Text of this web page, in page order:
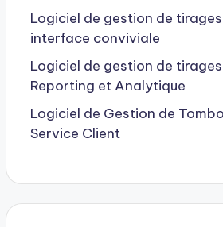
Logiciel de gestion de
interface conviviale
Logiciel de gestion de
Reporting et Analytique
Logiciel de Gestion de
Service Client